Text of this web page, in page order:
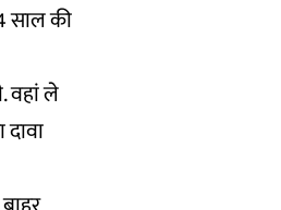
साल की
वहां ले